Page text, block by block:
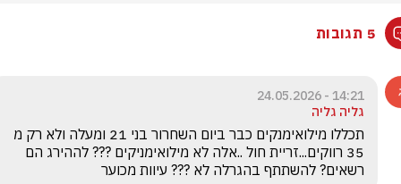
5 תגובות
14:21 - 24.05.2026
גליה גליה
רשאים? להשתתף בהגרלה לא ??? עיוות מכוער